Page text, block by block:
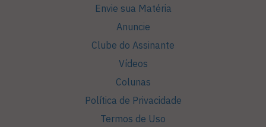
Envie sua Matéria
Anuncie
Clube do Assinante
Vídeos
Colunas
Política de Privacidade
Termos de Uso